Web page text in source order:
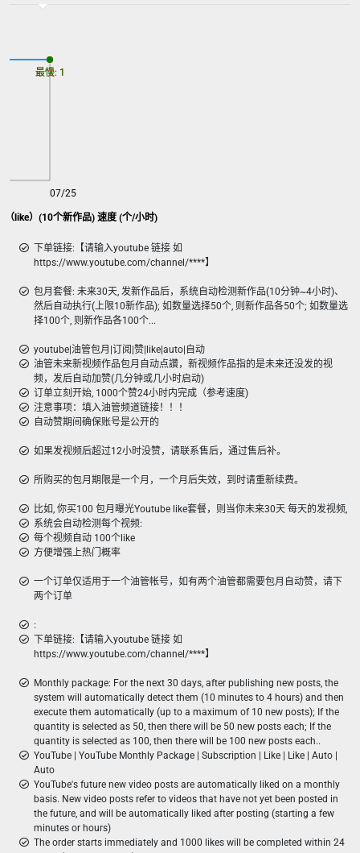
like）(10个新作品) 速度 (个/小时)
07/25
最慢: 1
最快: 1
下单链接:【请输入youtube 链接 如
https://www.youtube.com/channel/****】
包月套餐: 未来30天, 发新作品后，系统自动检测新作品(10分钟~4小时)、
然后自动执行(上限10新作品); 如数量选择50个, 则新作品各50个; 如数量选
择100个, 则新作品各100个...
youtube|油管包月|订阅|赞|like|auto|自动
油管未来新视频作品包月自动点讚，新视频作品指的是未来还没发的视
频，发后自动加赞(几分钟或几小时启动)
订单立刻开始, 1000个赞24小时内完成（参考速度)
注意事项：填入油管频道链接！！！
自动赞期间确保账号是公开的
如果发视频后超过12小时没赞，请联系售后，通过售后补。
所购买的包月期限是一个月，一个月后失效，到时请重新续费。
比如, 你买100 包月曝光Youtube like套餐，则当你未来30天 每天的发视频,
系统会自动检测每个视频:
每个视频自动 100个like
方便增强上热门概率
一个订单仅适用于一个油管帐号，如有两个油管都需要包月自动赞，请下
两个订单
:
下单链接:【请输入youtube 链接 如
https://www.youtube.com/channel/****】
Monthly package: For the next 30 days, after publishing new posts, the
system will automatically detect them (10 minutes to 4 hours) and then
execute them automatically (up to a maximum of 10 new posts); If the
quantity is selected as 50, then there will be 50 new posts each; If the
quantity is selected as 100, then there will be 100 new posts each..
YouTube | YouTube Monthly Package | Subscription | Like | Like | Auto |
Auto
YouTube's future new video posts are automatically liked on a monthly
basis. New video posts refer to videos that have not yet been posted in
the future, and will be automatically liked after posting (starting a few
minutes or hours)
The order starts immediately and 1000 likes will be completed within 24